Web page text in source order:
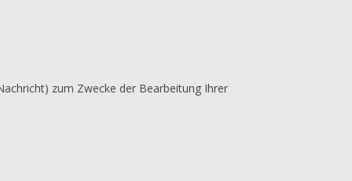
zum Zwecke der Bearbeitung Ihrer